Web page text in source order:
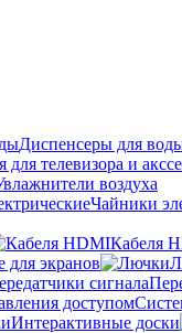
Диспенсеры для
для телевизора и
воздуха
Чайники
Кабеля
экранов
Интерактивные доски